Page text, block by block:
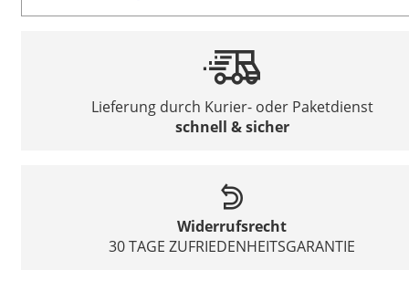
Lieferung durch Kurier- oder Paketdienst
schnell & sicher
Widerrufsrecht
30 TAGE ZUFRIEDENHEITSGARANTIE